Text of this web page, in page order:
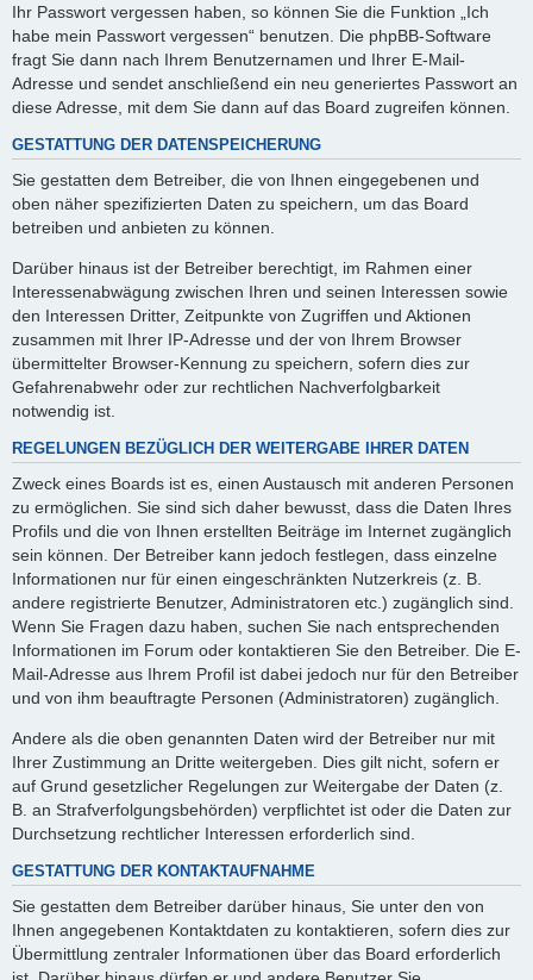
Ihr Passwort vergessen haben, so können Sie die Funktion „Ich
habe mein Passwort vergessen“ benutzen. Die phpBB-Software
fragt Sie dann nach Ihrem Benutzernamen und Ihrer E-Mail-
Adresse und sendet anschließend ein neu generiertes Passwort an
diese Adresse, mit dem Sie dann auf das Board zugreifen können.
GESTATTUNG DER DATENSPEICHERUNG
Sie gestatten dem Betreiber, die von Ihnen eingegebenen und
oben näher spezifizierten Daten zu speichern, um das Board
betreiben und anbieten zu können.
Darüber hinaus ist der Betreiber berechtigt, im Rahmen einer
Interessenabwägung zwischen Ihren und seinen Interessen sowie
den Interessen Dritter, Zeitpunkte von Zugriffen und Aktionen
zusammen mit Ihrer IP-Adresse und der von Ihrem Browser
übermittelter Browser-Kennung zu speichern, sofern dies zur
Gefahrenabwehr oder zur rechtlichen Nachverfolgbarkeit
notwendig ist.
REGELUNGEN BEZÜGLICH DER WEITERGABE IHRER DATEN
Zweck eines Boards ist es, einen Austausch mit anderen Personen
zu ermöglichen. Sie sind sich daher bewusst, dass die Daten Ihres
Profils und die von Ihnen erstellten Beiträge im Internet zugänglich
sein können. Der Betreiber kann jedoch festlegen, dass einzelne
Informationen nur für einen eingeschränkten Nutzerkreis (z. B.
andere registrierte Benutzer, Administratoren etc.) zugänglich sind.
Wenn Sie Fragen dazu haben, suchen Sie nach entsprechenden
Informationen im Forum oder kontaktieren Sie den Betreiber. Die E-
Mail-Adresse aus Ihrem Profil ist dabei jedoch nur für den Betreiber
und von ihm beauftragte Personen (Administratoren) zugänglich.
Andere als die oben genannten Daten wird der Betreiber nur mit
Ihrer Zustimmung an Dritte weitergeben. Dies gilt nicht, sofern er
auf Grund gesetzlicher Regelungen zur Weitergabe der Daten (z.
B. an Strafverfolgungsbehörden) verpflichtet ist oder die Daten zur
Durchsetzung rechtlicher Interessen erforderlich sind.
GESTATTUNG DER KONTAKTAUFNAHME
Sie gestatten dem Betreiber darüber hinaus, Sie unter den von
Ihnen angegebenen Kontaktdaten zu kontaktieren, sofern dies zur
Übermittlung zentraler Informationen über das Board erforderlich